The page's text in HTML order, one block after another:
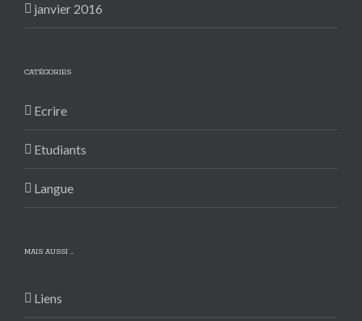
janvier 2016
CATÉGORIES
Ecrire
Etudiants
Langue
MAIS AUSSI …
Liens